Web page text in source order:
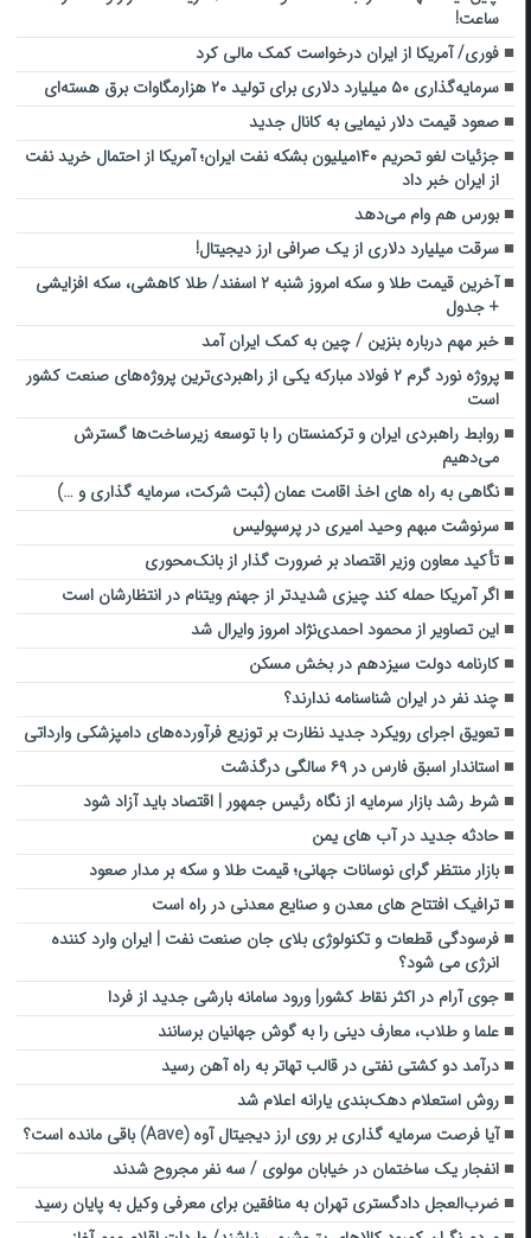
ساعت!
فوری/ آمریکا از ایران درخواست کمک مالی کرد
سرمایه‌گذاری ۵۰ میلیارد دلاری برای تولید ۲۰ هزارمگاوات برق هسته‌ای
صعود قیمت دلار نیمایی به کانال جدید
جزئیات لغو تحریم ۱۴۰میلیون بشکه نفت ایران؛ آمریکا از احتمال خرید نفت
از ایران خبر داد
بورس هم وام می‌دهد
سرقت میلیارد دلاری از یک صرافی ارز دیجیتال!
آخرین قیمت طلا و سکه امروز شنبه ۲ اسفند/ طلا کاهشی، سکه افزایشی
+ جدول
خبر مهم درباره بنزین / چین به کمک ایران آمد
پروژه نورد گرم ۲ فولاد مبارکه یکی از راهبردی‌ترین پروژه‌های صنعت کشور
است
روابط راهبردی ایران و ترکمنستان را با توسعه زیرساخت‌ها گسترش
می‌دهیم
نگاهی به راه های اخذ اقامت عمان (ثبت شرکت، سرمایه گذاری و …)
سرنوشت مبهم وحید امیری در پرسپولیس
تأکید معاون وزیر اقتصاد بر ضرورت گذار از بانک‌محوری
اگر آمریکا حمله کند چیزی شدیدتر از جهنم ویتنام در انتظارشان است
این تصاویر از محمود احمدی‌نژاد امروز وایرال شد
کارنامه دولت سیزدهم در بخش مسکن
چند نفر در ایران شناسنامه ندارند؟
تعویق اجرای رویکرد جدید نظارت بر توزیع فرآورده‌های دامپزشکی وارداتی
استاندار اسبق فارس در ۶۹ سالگی درگذشت
شرط رشد بازار سرمایه از نگاه رئیس جمهور | اقتصاد باید آزاد شود
حادثه جدید در آب های یمن
بازار منتظر گرای نوسانات جهانی؛ قیمت طلا و سکه بر مدار صعود
ترافیک افتتاح های معدن و صنایع معدنی در راه است
فرسودگی قطعات و تکنولوژی بلای جان صنعت نفت | ایران وارد کننده
انرژی می شود؟
جوی آرام در اکثر نقاط کشور| ورود سامانه بارشی جدید از فردا
علما و طلاب، معارف دینی را به گوش جهانیان برسانند
درآمد دو کشتی نفتی در قالب تهاتر به راه آهن رسید
روش استعلام دهک‌بندی یارانه اعلام شد
آیا فرصت سرمایه گذاری بر روی ارز دیجیتال آوه (Aave) باقی مانده است؟
انفجار یک ساختمان در خیابان مولوی / سه نفر مجروح شدند
ضرب‌العجل دادگستری تهران به منافقین برای معرفی وکیل به پایان رسید